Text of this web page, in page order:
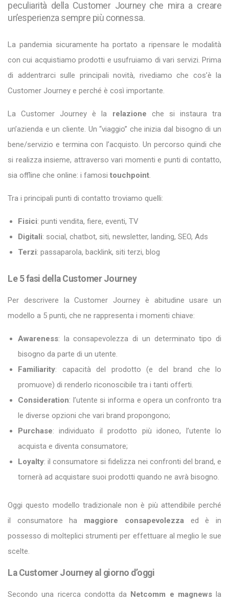
peculiarità della Customer Journey che mira a creare
un’esperienza sempre più connessa.
La pandemia sicuramente ha portato a ripensare le modalità
con cui acquistiamo prodotti e usufruiamo di vari servizi. Prima
di addentrarci sulle principali novità, rivediamo che cos’è la
Customer Journey e perché è così importante.
La Customer Journey è la relazione che si instaura tra
un’azienda e un cliente. Un “viaggio” che inizia dal bisogno di un
bene/servizio e termina con l’acquisto. Un percorso quindi che
si realizza insieme, attraverso vari momenti e punti di contatto,
sia offline che online: i famosi touchpoint.
Tra i principali punti di contatto troviamo quelli:
Fisici: punti vendita, fiere, eventi, TV
Digitali: social, chatbot, siti, newsletter, landing, SEO, Ads
Terzi: passaparola, backlink, siti terzi, blog
Le 5 fasi della Customer Journey
Per descrivere la Customer Journey è abitudine usare un
modello a 5 punti, che ne rappresenta i momenti chiave:
Awareness: la consapevolezza di un determinato tipo di
bisogno da parte di un utente.
Familiarity: capacità del prodotto (e del brand che lo
promuove) di renderlo riconoscibile tra i tanti offerti.
Consideration: l’utente si informa e opera un confronto tra
le diverse opzioni che vari brand propongono;
Purchase: individuato il prodotto più idoneo, l’utente lo
acquista e diventa consumatore;
Loyalty: il consumatore si fidelizza nei confronti del brand, e
tornerà ad acquistare suoi prodotti quando ne avrà bisogno.
Oggi questo modello tradizionale non è più attendibile perché
il consumatore ha maggiore consapevolezzaed è in
possesso di molteplici strumenti per effettuare al meglio le sue
scelte.
La Customer Journey al giorno d’oggi
Secondo una ricerca condotta da Netcomm e magnewsla